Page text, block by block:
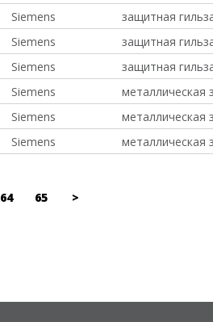
Siemens защитная
Siemens защитная
Siemens защитная
Siemens металлическая
Siemens металлическая
Siemens металлическая
64 65 >